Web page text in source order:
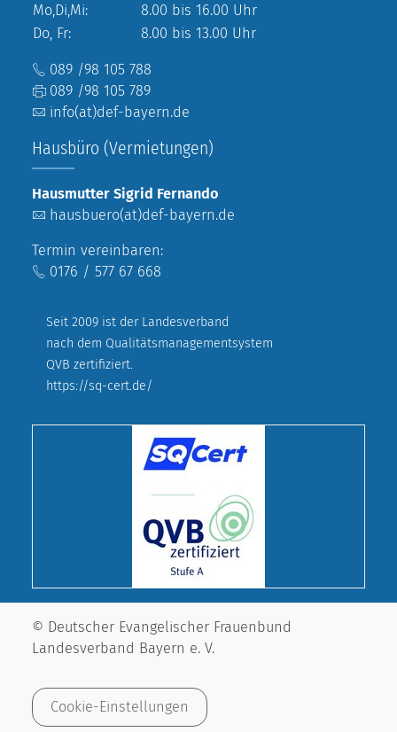
Mo,Di,Mi:
8.00 bis 16.00 Uhr
Do, Fr:
8.00 bis 13.00 Uhr
089 /98 105 788
089 /98 105 789
info(at)def-bayern.de
Hausbüro (Vermietungen)
Hausmutter Sigrid Fernando
hausbuero(at)def-bayern.de
Termin vereinbaren:
0176 / 577 67 668
Seit 2009 ist der Landesverband
nach dem Qualitätsmanagementsystem
QVB zertifiziert.
https://sq-cert.de/
© Deutscher Evangelischer Frauenbund
Landesverband Bayern e. V.
Cookie-Einstellungen